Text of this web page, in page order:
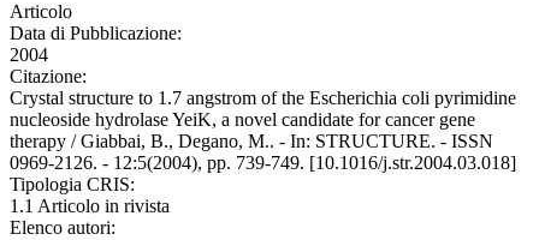
Articolo
Data di Pubblicazione:
2004
Citazione:
Crystal structure to 1.7 angstrom of the Escherichia coli pyrimidine
nucleoside hydrolase YeiK, a novel candidate for cancer gene
therapy / Giabbai, B., Degano, M.. - In: STRUCTURE. - ISSN
0969-2126. - 12:5(2004), pp. 739-749. [10.1016/j.str.2004.03.018]
Tipologia CRIS:
1.1 Articolo in rivista
Elenco autori: